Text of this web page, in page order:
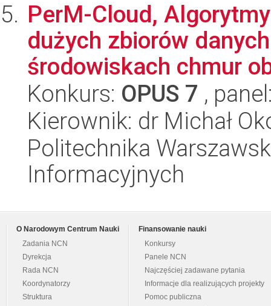
PerM-Cloud,
dużych zbiorów
środowiskach chmur
Konkurs: OPUS 7 ,
Kierownik: dr Michał
Politechnika
Informacyjnych
O Narodowym Centrum Nauki
Zadania NCN
Dyrekcja
Rada NCN
Koordynatorzy
Struktura
Finansowanie nauki
Konkursy
Panele NCN
Najczęściej zadawane pytania
Informacje dla realizujących projekty
Pomoc publiczna